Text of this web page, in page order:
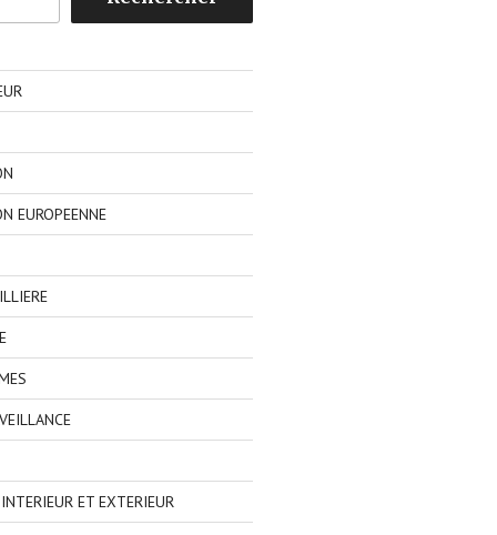
EUROPEENNE
ET EXTERIEUR